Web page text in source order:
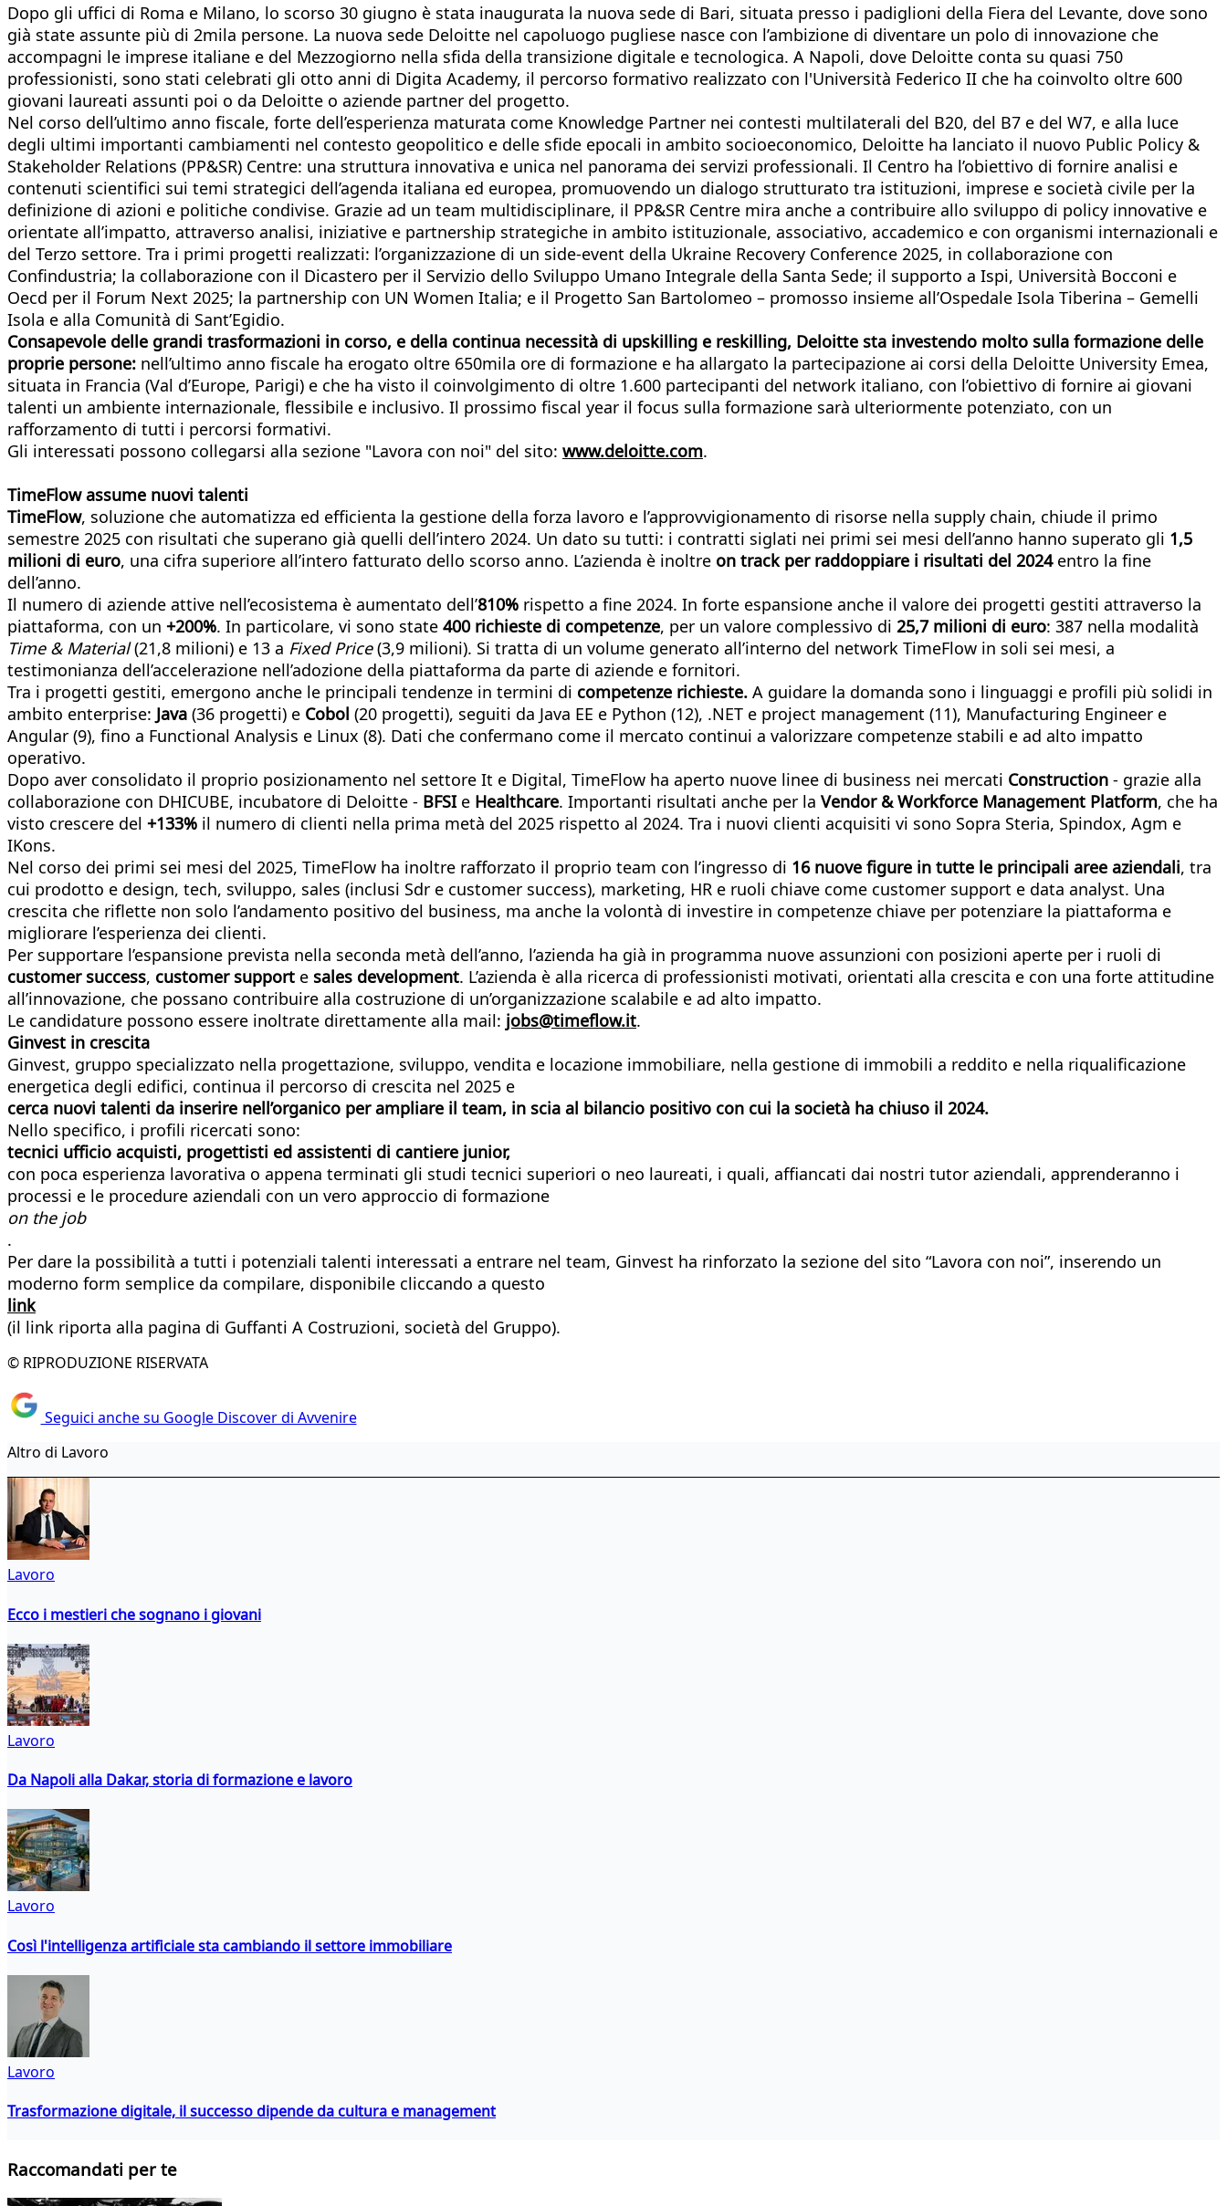
Dopo gli uffici di Roma e Milano, lo scorso 30 giugno è stata inaugurata la nuova sede di Bari, situata presso i padiglioni della Fiera del Levante, dove sono
già state assunte più di 2mila persone. La nuova sede Deloitte nel capoluogo pugliese nasce con l’ambizione di diventare un polo di innovazione che
accompagni le imprese italiane e del Mezzogiorno nella sfida della transizione digitale e tecnologica. A Napoli, dove Deloitte conta su quasi 750
professionisti, sono stati celebrati gli otto anni di Digita Academy, il percorso formativo realizzato con l'Università Federico II che ha coinvolto oltre 600
giovani laureati assunti poi o da Deloitte o aziende partner del progetto.
Nel corso dell’ultimo anno fiscale, forte dell’esperienza maturata come Knowledge Partner nei contesti multilaterali del B20, del B7 e del W7, e alla luce
degli ultimi importanti cambiamenti nel contesto geopolitico e delle sfide epocali in ambito socioeconomico, Deloitte ha lanciato il nuovo Public Policy &
Stakeholder Relations (PP&SR) Centre: una struttura innovativa e unica nel panorama dei servizi professionali. Il Centro ha l’obiettivo di fornire analisi e
contenuti scientifici sui temi strategici dell’agenda italiana ed europea, promuovendo un dialogo strutturato tra istituzioni, imprese e società civile per la
definizione di azioni e politiche condivise. Grazie ad un team multidisciplinare, il PP&SR Centre mira anche a contribuire allo sviluppo di policy innovative e
orientate all’impatto, attraverso analisi, iniziative e partnership strategiche in ambito istituzionale, associativo, accademico e con organismi internazionali e
del Terzo settore. Tra i primi progetti realizzati: l’organizzazione di un side-event della Ukraine Recovery Conference 2025, in collaborazione con
Confindustria; la collaborazione con il Dicastero per il Servizio dello Sviluppo Umano Integrale della Santa Sede; il supporto a Ispi, Università Bocconi e
Oecd per il Forum Next 2025; la partnership con UN Women Italia; e il Progetto San Bartolomeo – promosso insieme all’Ospedale Isola Tiberina – Gemelli
Isola e alla Comunità di Sant’Egidio.
Consapevole delle grandi trasformazioni in corso, e della continua necessità di upskilling e reskilling, Deloitte sta investendo molto sulla formazione delle
proprie persone: nell’ultimo anno fiscale ha erogato oltre 650mila ore di formazione e ha allargato la partecipazione ai corsi della Deloitte University Emea,
situata in Francia (Val d’Europe, Parigi) e che ha visto il coinvolgimento di oltre 1.600 partecipanti del network italiano, con l’obiettivo di fornire ai giovani
talenti un ambiente internazionale, flessibile e inclusivo. Il prossimo fiscal year il focus sulla formazione sarà ulteriormente potenziato, con un
rafforzamento di tutti i percorsi formativi.
Gli interessati possono collegarsi alla sezione "Lavora con noi" del sito: www.deloitte.com.
TimeFlow assume nuovi talenti
TimeFlow, soluzione che automatizza ed efficienta la gestione della forza lavoro e l’approvvigionamento di risorse nella supply chain, chiude il primo
semestre 2025 con risultati che superano già quelli dell’intero 2024. Un dato su tutti: i contratti siglati nei primi sei mesi dell’anno hanno superato gli 1,5
milioni di euro, una cifra superiore all’intero fatturato dello scorso anno. L’azienda è inoltre on track per raddoppiare i risultati del 2024entro la fine
dell’anno.
Il numero di aziende attive nell’ecosistema è aumentato dell’810% rispetto a fine 2024. In forte espansione anche il valore dei progetti gestiti attraverso la
piattaforma, con un +200%. In particolare, vi sono state 400 richieste di competenze, per un valore complessivo di 25,7 milioni di euro: 387 nella modalità
Time & Material(21,8 milioni) e 13 a Fixed Price(3,9 milioni). Si tratta di un volume generato all’interno del network TimeFlow in soli sei mesi, a
testimonianza dell’accelerazione nell’adozione della piattaforma da parte di aziende e fornitori.
Tra i progetti gestiti, emergono anche le principali tendenze in termini di competenze richieste. A guidare la domanda sono i linguaggi e profili più solidi in
ambito enterprise: Java (36 progetti) e Cobol (20 progetti), seguiti da Java EE e Python (12), .NET e project management (11), Manufacturing Engineer e
Angular (9), fino a Functional Analysis e Linux (8). Dati che confermano come il mercato continui a valorizzare competenze stabili e ad alto impatto
operativo.
Dopo aver consolidato il proprio posizionamento nel settore It e Digital, TimeFlow ha aperto nuove linee di business nei mercati Construction - grazie alla
collaborazione con DHICUBE, incubatore di Deloitte - BFSIe Healthcare. Importanti risultati anche per la Vendor & Workforce Management Platform, che ha
visto crescere del +133% il numero di clienti nella prima metà del 2025 rispetto al 2024. Tra i nuovi clienti acquisiti vi sono Sopra Steria, Spindox, Agm e
IKons.
Nel corso dei primi sei mesi del 2025, TimeFlow ha inoltre rafforzato il proprio team con l’ingresso di 16 nuove figure in tutte le principali aree aziendali, tra
cui prodotto e design, tech, sviluppo, sales (inclusi Sdr e customer success), marketing, HR e ruoli chiave come customer support e data analyst. Una
crescita che riflette non solo l’andamento positivo del business, ma anche la volontà di investire in competenze chiave per potenziare la piattaforma e
migliorare l’esperienza dei clienti.
Per supportare l’espansione prevista nella seconda metà dell’anno, l’azienda ha già in programma nuove assunzioni con posizioni aperte per i ruoli di
customer success, customer support e sales development. L’azienda è alla ricerca di professionisti motivati, orientati alla crescita e con una forte attitudine
all’innovazione, che possano contribuire alla costruzione di un’organizzazione scalabile e ad alto impatto.
Le candidature possono essere inoltrate direttamente alla mail: jobs@timeflow.it.
Ginvest in crescita
Ginvest, gruppo specializzato nella progettazione, sviluppo, vendita e locazione immobiliare, nella gestione di immobili a reddito e nella riqualificazione
energetica degli edifici, continua il percorso di crescita nel 2025 e
cerca nuovi talenti da inserire nell’organico per ampliare il team, in scia al bilancio positivo con cui la società ha chiuso il 2024.
Nello specifico, i profili ricercati sono:
tecnici ufficio acquisti, progettisti ed assistenti di cantiere junior,
con poca esperienza lavorativa o appena terminati gli studi tecnici superiori o neo laureati, i quali, affiancati dai nostri tutor aziendali, apprenderanno i
processi e le procedure aziendali con un vero approccio di formazione
on the job
.
Per dare la possibilità a tutti i potenziali talenti interessati a entrare nel team, Ginvest ha rinforzato la sezione del sito “Lavora con noi”, inserendo un
moderno form semplice da compilare, disponibile cliccando a questo
link
(il link riporta alla pagina di Guffanti A Costruzioni, società del Gruppo).
© RIPRODUZIONE RISERVATA
Seguici anche su Google Discover di Avvenire
Altro di Lavoro
Lavoro
Ecco i mestieri che sognano i giovani
Lavoro
Da Napoli alla Dakar, storia di formazione e lavoro
Lavoro
Così l'intelligenza artificiale sta cambiando il settore immobiliare
Lavoro
Trasformazione digitale, il successo dipende da cultura e management
Raccomandati per te